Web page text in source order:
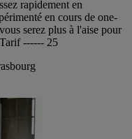
rapidement en
en cours de one-
serez plus à l'aise pour
------ 25